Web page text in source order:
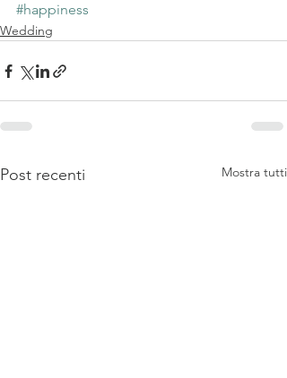
#happiness
Wedding
Post recenti Mostra tutti